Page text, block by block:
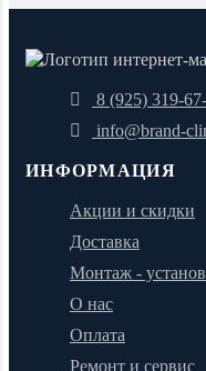
8 (925) 319-
info@brand-
ИНФОРМАЦИЯ
Акции и скидки
Доставка
Монтаж -
О нас
Оплата
Ремонт и сервис